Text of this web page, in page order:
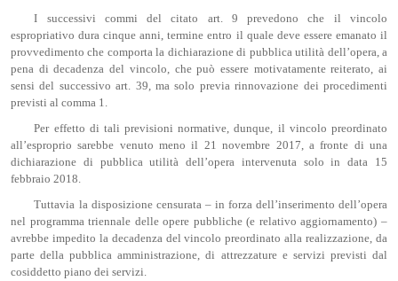
I successivi commi del citato art. 9 prevedono che il vincolo
espropriativo dura cinque anni, termine entro il quale deve essere emanato il
provvedimento che comporta la dichiarazione di pubblica utilità dell’opera, a
pena di decadenza del vincolo, che può essere motivatamente reiterato, ai
sensi del successivo art. 39, ma solo previa rinnovazione dei procedimenti
previsti al comma 1.
Per effetto di tali previsioni normative, dunque, il vincolo preordinato
all’esproprio sarebbe venuto meno il 21 novembre 2017, a fronte di una
dichiarazione di pubblica utilità dell’opera intervenuta solo in data 15
febbraio 2018.
Tuttavia la disposizione censurata – in forza dell’inserimento dell’opera
nel programma triennale delle opere pubbliche (e relativo aggiornamento) –
avrebbe impedito la decadenza del vincolo preordinato alla realizzazione, da
parte della pubblica amministrazione, di attrezzature e servizi previsti dal
cosiddetto piano dei servizi.